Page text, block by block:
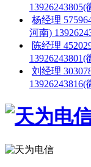
杨经理
河南)
陈经理
刘经理